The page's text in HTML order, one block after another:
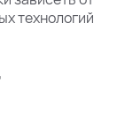
технологий